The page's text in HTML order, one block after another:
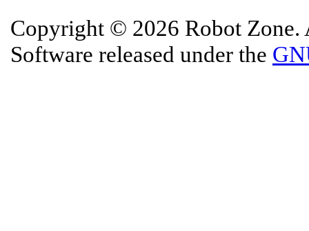
Copyright © 2026 Robot Zone.
Software released under the